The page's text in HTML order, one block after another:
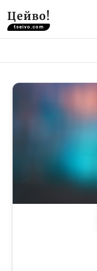
Цейво!
tseivo.com